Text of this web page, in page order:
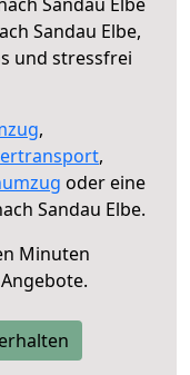
Sandau Elbe,
und stressfrei
,
,
oder eine
Sandau Elbe.
Minuten